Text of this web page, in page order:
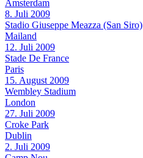
Amsterdam
8. Juli 2009
Stadio Giuseppe Meazza (San Siro)
Mailand
12. Juli 2009
Stade De France
Paris
15. August 2009
Wembley Stadium
London
27. Juli 2009
Croke Park
Dublin
2. Juli 2009